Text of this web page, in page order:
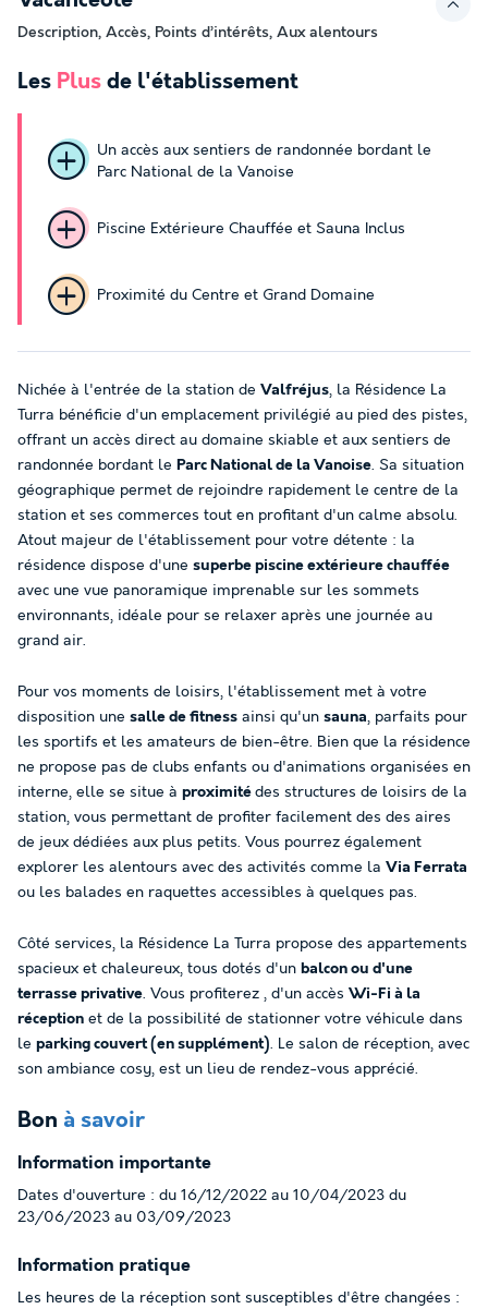
Description, Accès, Points d’intérêts, Aux alentours
Les Plus de l'établissement
Un accès aux sentiers de randonnée bordant le
Parc National de la Vanoise
Piscine Extérieure Chauffée et Sauna Inclus
Proximité du Centre et Grand Domaine
Nichée à l'entrée de la station de Valfréjus, la Résidence La
Turra bénéficie d'un emplacement privilégié au pied des pistes,
offrant un accès direct au domaine skiable et aux sentiers de
randonnée bordant le Parc National de la Vanoise. Sa situation
géographique permet de rejoindre rapidement le centre de la
station et ses commerces tout en profitant d'un calme absolu.
Atout majeur de l'établissement pour votre détente : la
résidence dispose d'une superbe piscine extérieure chauffée
avec une vue panoramique imprenable sur les sommets
environnants, idéale pour se relaxer après une journée au
grand air.
Pour vos moments de loisirs, l'établissement met à votre
disposition une salle de fitness ainsi qu'un sauna, parfaits pour
les sportifs et les amateurs de bien-être. Bien que la résidence
ne propose pas de clubs enfants ou d'animations organisées en
interne, elle se situe à proximitédes structures de loisirs de la
station, vous permettant de profiter facilement des des aires
de jeux dédiées aux plus petits. Vous pourrez également
explorer les alentours avec des activités comme la Via Ferrata
ou les balades en raquettes accessibles à quelques pas.
Côté services, la Résidence La Turra propose des appartements
spacieux et chaleureux, tous dotés d'un balcon ou d'une
terrasse privative. Vous profiterez , d'un accès Wi-Fi à la
réception et de la possibilité de stationner votre véhicule dans
le parking couvert (en supplément). Le salon de réception, avec
son ambiance cosy, est un lieu de rendez-vous apprécié.
Bon à savoir
Information importante
Dates d'ouverture : du 16/12/2022 au 10/04/2023 du
23/06/2023 au 03/09/2023
Information pratique
Les heures de la réception sont susceptibles d'être changées :